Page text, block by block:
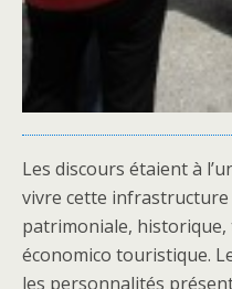
Les discours étaient à
vivre cette
patrimoniale,
économico touristique.
les personnalités